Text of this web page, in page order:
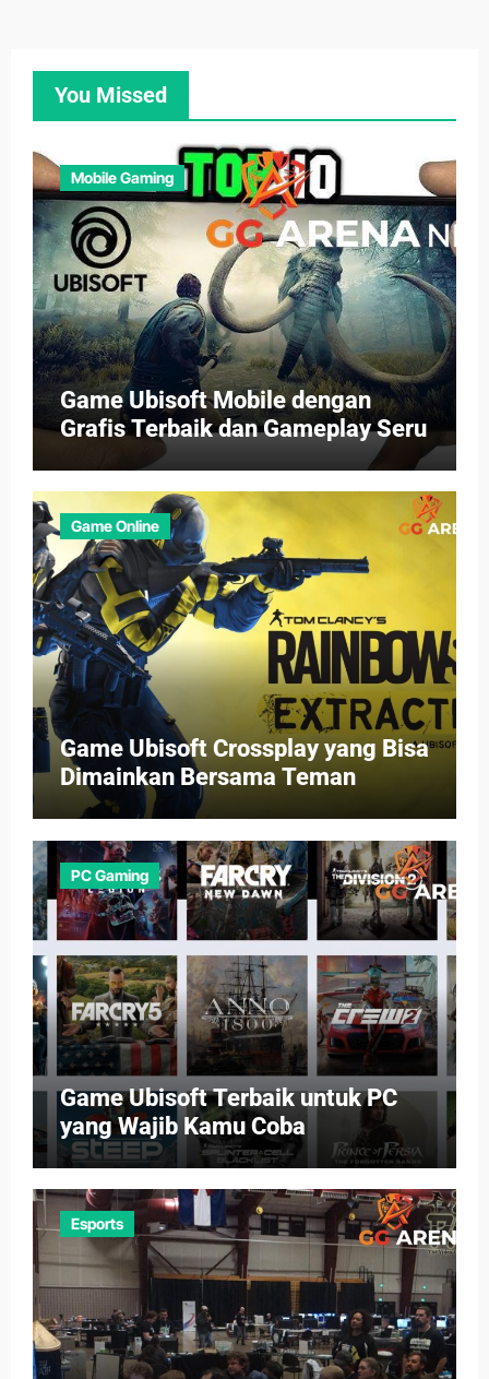
You Missed
Mobile Gaming
Game Ubisoft Mobile dengan
Grafis Terbaik dan Gameplay Seru
Game Online
Game Ubisoft Crossplay yang Bisa
Dimainkan Bersama Teman
PC Gaming
Game Ubisoft Terbaik untuk PC
yang Wajib Kamu Coba
Esports